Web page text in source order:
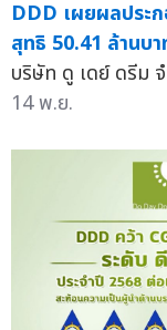
DDD เผยผลประ
สุทธิ 50.41 ล้านบ
บริษัท ดู เดย์ ดรีม
14 พ.ย.